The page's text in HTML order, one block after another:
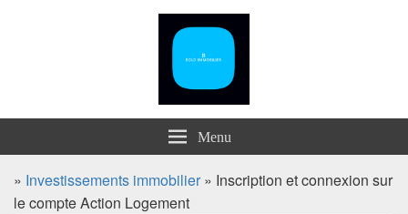
Menu
» Investissements immobilier » Inscription et connexion sur
le compte Action Logement